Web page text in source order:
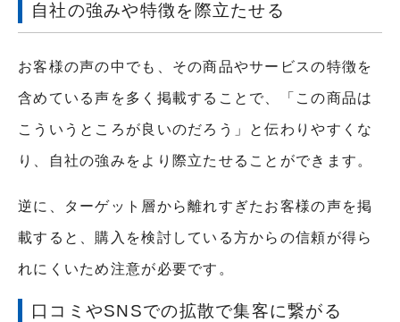
自社の強みや特徴を際立たせる
お客様の声の中でも、その商品やサービスの特徴を
含めている声を多く掲載することで、「この商品は
こういうところが良いのだろう」と伝わりやすくな
り、自社の強みをより際立たせることができます。
逆に、ターゲット層から離れすぎたお客様の声を掲
載すると、購入を検討している方からの信頼が得ら
れにくいため注意が必要です。
口コミやSNSでの拡散で集客に繋がる